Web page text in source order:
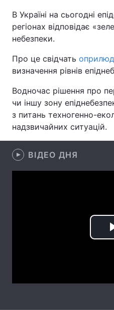
Головна
Україна
Економіка
Техно і зв'язок
Зброя
Здоров'я
В Україні на сьогодні
регіонах відповідає
небезпеки.
Про це свідчать
визначення рівнів
Водночас рішення про
чи іншу зону
з питань техногенно-
надзвичайних ситуацій.
ВІДЕО ДНЯ